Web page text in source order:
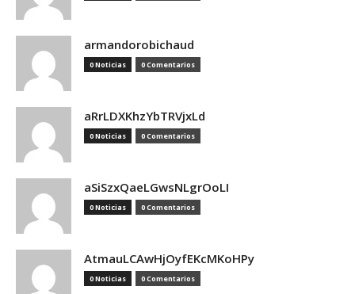
armandorobichaud
0 Noticias 0 Comentarios
aRrLDXKhzYbTRVjxLd
0 Noticias 0 Comentarios
aSiSzxQaeLGwsNLgrOoLI
0 Noticias 0 Comentarios
AtmauLCAwHjOyfEKcMKoHPy
0 Noticias 0 Comentarios